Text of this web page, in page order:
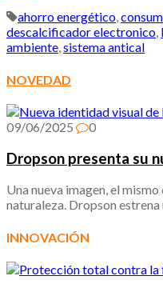
Compartir
ahorro energético,
descalcificador electronico,
ambiente,sistema antical
NOVEDAD
09/06/2025 0
Dropson presenta su
Una nueva imagen, el
naturaleza. Dropson
INNOVACIÓN